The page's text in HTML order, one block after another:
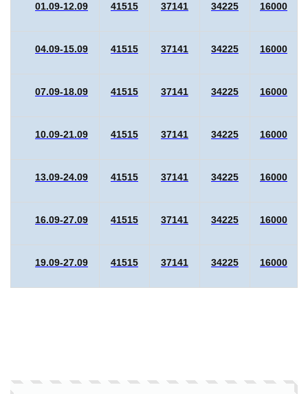
01.09-12.09 41515 37141 34225 16000
04.09-15.09 41515 37141 34225 16000
07.09-18.09 41515 37141 34225 16000
10.09-21.09 41515 37141 34225 16000
13.09-24.09 41515 37141 34225 16000
16.09-27.09 41515 37141 34225 16000
19.09-27.09 41515 37141 34225 16000